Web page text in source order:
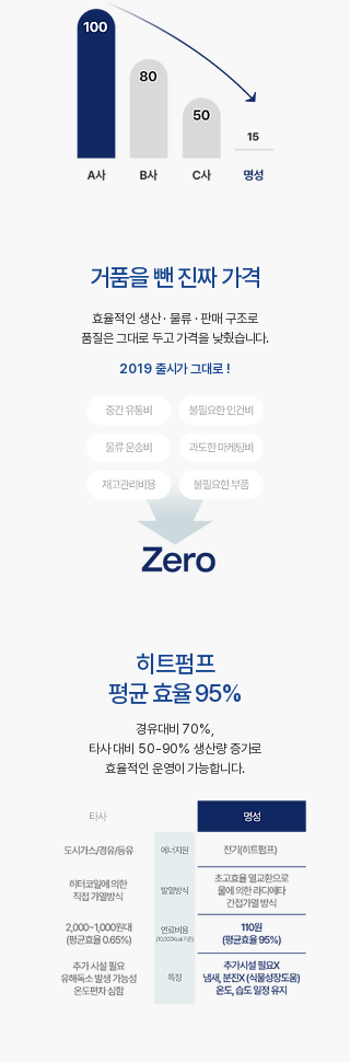
거품을 뺀 진짜 가격
효율적인 생산 · 물류 · 판매 구조로
품질은 그대로 두고 가격을 낮췄습니다.
2019 출시가 그대로 !
히트펌프
평균 효율 95%
경유대비 70%,
타사 대비 50-90% 생산량 증가로
효율적인 운영이 가능합니다.